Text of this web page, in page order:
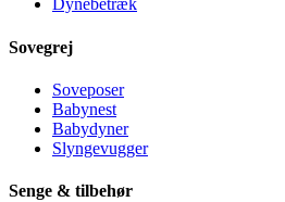
Dynebetræk
Sovegrej
Soveposer
Babynest
Babydyner
Slyngevugger
Senge & tilbehør